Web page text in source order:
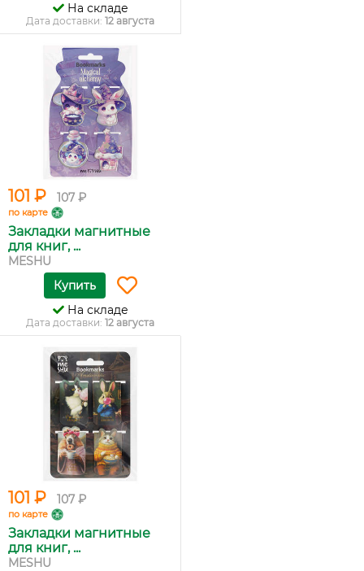
На складе
Дата доставки: 12 августа
101 ₽ 107 ₽
по карте
Закладки магнитные
для книг, ...
MESHU
Купить
На складе
Дата доставки: 12 августа
101 ₽ 107 ₽
по карте
Закладки магнитные
для книг, ...
MESHU